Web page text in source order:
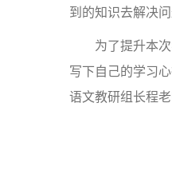
到的知识去解决
为了提升本
写下自己的学习
语文教研组长程